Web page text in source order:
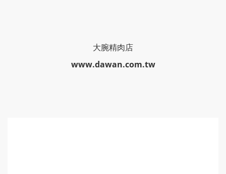
大腕精肉店
www.dawan.com.tw